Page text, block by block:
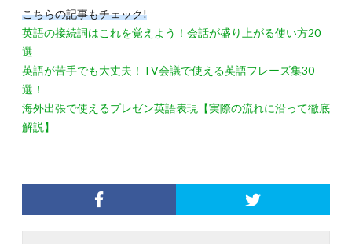
こちらの記事もチェック!
英語の接続詞はこれを覚えよう！会話が盛り上がる使い方20
選
英語が苦手でも大丈夫！TV会議で使える英語フレーズ集30
選！
海外出張で使えるプレゼン英語表現【実際の流れに沿って徹底
解説】